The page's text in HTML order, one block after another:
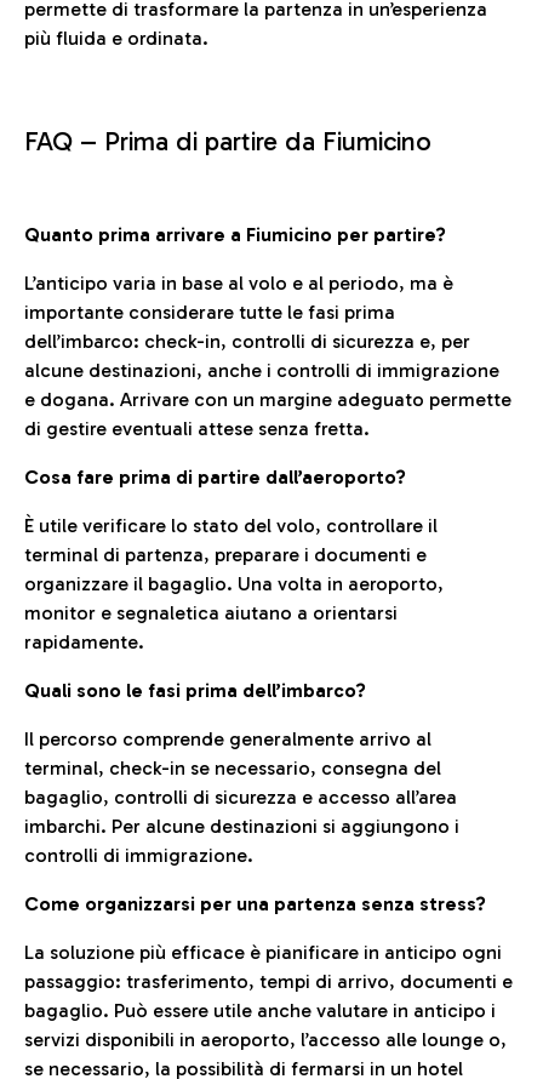
permette di trasformare la partenza in un’esperienza
più fluida e ordinata.
FAQ – Prima di partire da Fiumicino
Quanto prima arrivare a Fiumicino per partire?
L’anticipo varia in base al volo e al periodo, ma è
importante considerare tutte le fasi prima
dell’imbarco: check-in, controlli di sicurezza e, per
alcune destinazioni, anche i controlli di immigrazione
e dogana. Arrivare con un margine adeguato permette
di gestire eventuali attese senza fretta.
Cosa fare prima di partire dall’aeroporto?
È utile verificare lo stato del volo, controllare il
terminal di partenza, preparare i documenti e
organizzare il bagaglio. Una volta in aeroporto,
monitor e segnaletica aiutano a orientarsi
rapidamente.
Quali sono le fasi prima dell’imbarco?
Il percorso comprende generalmente arrivo al
terminal, check-in se necessario, consegna del
bagaglio, controlli di sicurezza e accesso all’area
imbarchi. Per alcune destinazioni si aggiungono i
controlli di immigrazione.
Come organizzarsi per una partenza senza stress?
La soluzione più efficace è pianificare in anticipo ogni
passaggio: trasferimento, tempi di arrivo, documenti e
bagaglio. Può essere utile anche valutare in anticipo i
servizi disponibili in aeroporto, l’accesso alle lounge o,
se necessario, la possibilità di fermarsi in un hotel